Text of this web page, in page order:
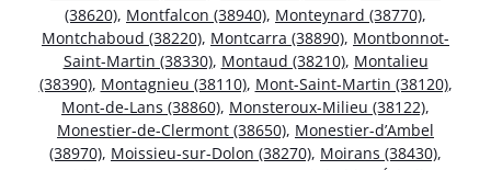
(38620), Montfalcon (38940), Monteynard (38770),
Montchaboud (38220), Montcarra (38890), Montbonnot-
Saint-Martin (38330), Montaud (38210), Montalieu
(38390), Montagnieu (38110), Mont-Saint-Martin (38120),
Mont-de-Lans (38860), Monsteroux-Milieu (38122),
Monestier-de-Clermont (38650), Monestier-d’Ambel
(38970), Moissieu-sur-Dolon (38270), Moirans (38430),